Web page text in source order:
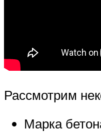
Рассмотрим
Марка